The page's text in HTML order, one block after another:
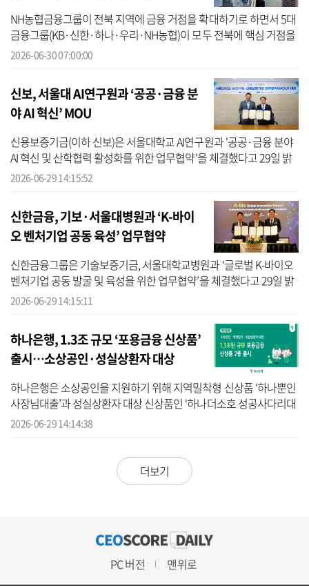
NH농협금융그룹이 전북 지역에 금융 거점을 확대하기로 하면서 5대
금융그룹(KB·신한·하나·우리·NH농협)이 모두 전북에 핵심 거점을
마련하게 됐다. 정부의 ‘5극 3특 국가균형성장’ 정책에 발맞추는 동시
2026-06-30 07:00:00
신보, 서울대 AI연구원과 ‘공공·금융 분
야 AI 혁신’ MOU
신용보증기금(이하 신보)은 서울대학교 AI연구원과 '공공·금융 분야
AI 혁신 및 산학협력 활성화를 위한 업무협약'을 체결했다고 29일 밝
혔다. 신보에 따르면 이번 협약은 신보의 정책금융 지원 역량과 AI연
2026-06-29 14:15:52
신한금융, 기보·서울대병원과 ‘K-바이
오 벤처기업 공동 육성’ 업무협약
신한금융그룹은 기술보증기금, 서울대학교병원과 ‘글로벌 K-바이오
벤처기업 공동 발굴 및 육성을 위한 업무협약’을 체결했다고 29일 밝
혔다. 신한금융에 따르면 이날 열린 ‘K-바이오 글로벌 이노베이션 포
2026-06-29 14:15:11
하나은행, 1.3조 규모 ‘포용금융 신상품’
출시…소상공인·성실상환자 대상
하나은행은 소상공인을 지원하기 위해 지역밀착형 신상품 ‘하나뿐인
사장님대출’과 성실상환자 대상 신상품인 ‘하나더소호 성공사다리대
출’ 확대 개편을 통해 총 1.3조원 규모의 포용금융 지원에 나선다고
2026-06-29 14:14:38
더보기
PC 버전 맨위로